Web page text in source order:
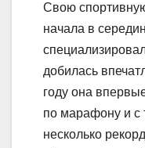
Свою
начала в
добилась
году она
по марафону и с
несколько